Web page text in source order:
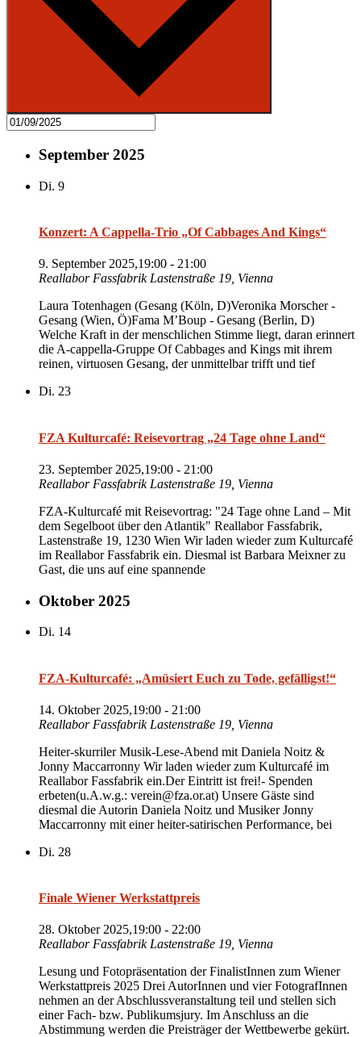
September 2025
Di. 9
Konzert: A Cappella-Trio „Of Cabbages And Kings“
9. September 2025,19:00 - 21:00
Reallabor FassfabrikLastenstraße 19, Vienna
Laura Totenhagen (Gesang (Köln, D)Veronika Morscher -
Gesang (Wien, Ö)Fama M’Boup - Gesang (Berlin, D)
Welche Kraft in der menschlichen Stimme liegt, daran erinnert
die A-cappella-Gruppe Of Cabbages and Kings mit ihrem
reinen, virtuosen Gesang, der unmittelbar trifft und tief
Di. 23
FZA Kulturcafé: Reisevortrag „24 Tage ohne Land“
23. September 2025,19:00 - 21:00
Reallabor Fassfabrik Lastenstraße 19, Vienna
FZA-Kulturcafé mit Reisevortrag: "24 Tage ohne Land – Mit
dem Segelboot über den Atlantik" Reallabor Fassfabrik,
Lastenstraße 19, 1230 Wien Wir laden wieder zum Kulturcafé
im Reallabor Fassfabrik ein. Diesmal ist Barbara Meixner zu
Gast, die uns auf eine spannende
Oktober 2025
Di. 14
FZA-Kulturcafé: „Amüsiert Euch zu Tode, gefälligst!“
14. Oktober 2025,19:00 - 21:00
Reallabor Fassfabrik Lastenstraße 19, Vienna
Heiter-skurriler Musik-Lese-Abend mit Daniela Noitz &
Jonny Maccarronny Wir laden wieder zum Kulturcafé im
Reallabor Fassfabrik ein.Der Eintritt ist frei!- Spenden
erbeten(u.A.w.g.: verein@fza.or.at) Unsere Gäste sind
diesmal die Autorin Daniela Noitz und Musiker Jonny
Maccarronny mit einer heiter-satirischen Performance, bei
Di. 28
Finale Wiener Werkstattpreis
28. Oktober 2025,19:00 - 22:00
Reallabor FassfabrikLastenstraße 19, Vienna
Lesung und Fotopräsentation der FinalistInnen zum Wiener
Werkstattpreis 2025 Drei AutorInnen und vier FotografInnen
nehmen an der Abschlussveranstaltung teil und stellen sich
einer Fach- bzw. Publikumsjury. Im Anschluss an die
Abstimmung werden die Preisträger der Wettbewerbe gekürt.